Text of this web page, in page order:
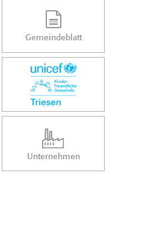
Gemeindeblatt
Unternehmen